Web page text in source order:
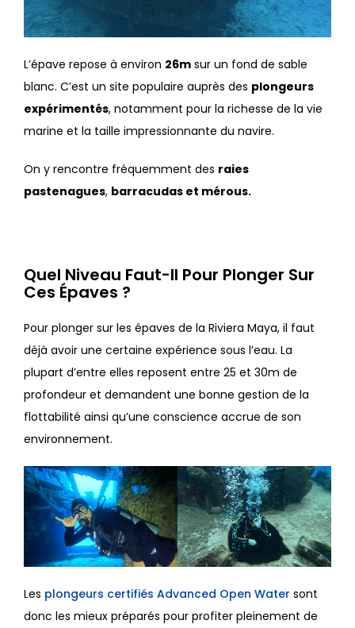
L’épave repose à environ 26m sur un fond de sable
blanc. C’est un site populaire auprès des plongeurs
expérimentés, notamment pour la richesse de la vie
marine et la taille impressionnante du navire.
On y rencontre fréquemment des raies
pastenagues, barracudas et mérous.
Quel Niveau Faut-Il Pour Plonger Sur
Ces Épaves ?
Pour plonger sur les épaves de la Riviera Maya, il faut
déjà avoir une certaine expérience sous l’eau. La
plupart d’entre elles reposent entre 25 et 30m de
profondeur et demandent une bonne gestion de la
flottabilité ainsi qu’une conscience accrue de son
environnement.
Les plongeurs certifiés Advanced Open Water sont
donc les mieux préparés pour profiter pleinement de